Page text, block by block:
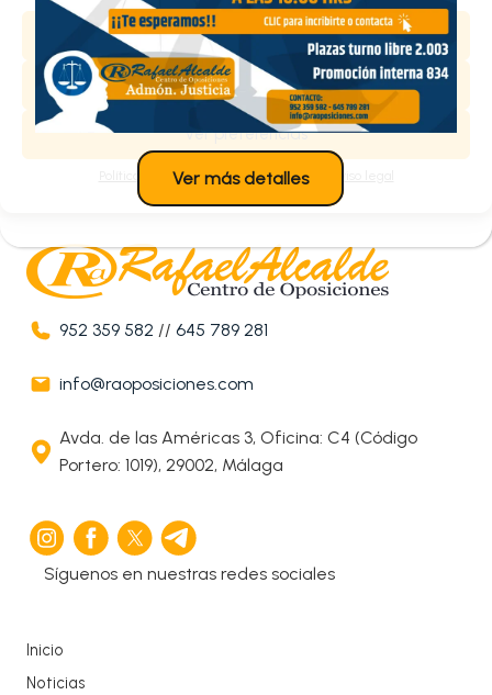
Aceptar
Denegar
Ver preferencias
Política de cookiesPolítica de privacidad
Google maps
Política de cookies
Estoy de acuerdo
952 359 582 //645 789 281
info@raoposiciones.com
Avda. de las Américas 3, Oficina: C4 (Código
Portero: 1019), 29002, Málaga
Síguenos en nuestras redes sociales
Inicio
Noticias
Ver más detalles